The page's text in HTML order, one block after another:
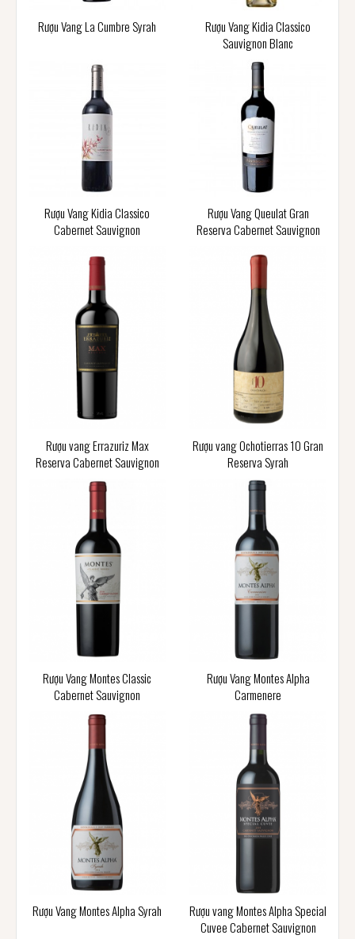
Rượu Vang La Cumbre Syrah
Rượu Vang Kidia Classico
Sauvignon Blanc
Rượu Vang Kidia Classico
Cabernet Sauvignon
Rượu Vang Queulat Gran
Reserva Cabernet Sauvignon
Rượu vang Errazuriz Max
Reserva Cabernet Sauvignon
Rượu vang Ochotierras 10 Gran
Reserva Syrah
Rượu Vang Montes Classic
Cabernet Sauvignon
Rượu Vang Montes Alpha
Carmenere
Rượu Vang Montes Alpha Syrah
Rượu vang Montes Alpha Special
Cuvee Cabernet Sauvignon